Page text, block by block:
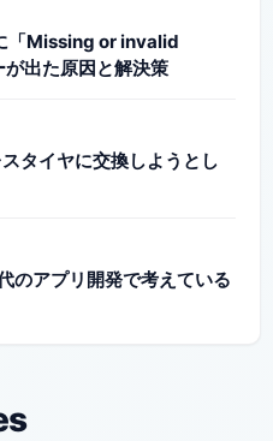
「Missing or invalid
出た原因と解決策
タイヤに交換しようとし
のアプリ開発で考えている